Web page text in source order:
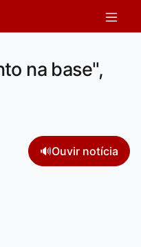
na base",
🔊Ouvir notícia